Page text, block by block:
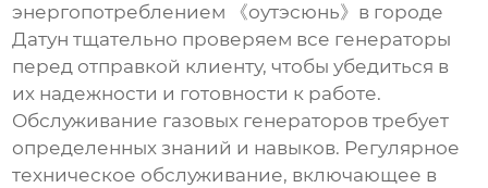
энергопотреблением 《оутэсюнь》в городе
Датун тщательно проверяем все генераторы
перед отправкой клиенту, чтобы убедиться в
их надежности и готовности к работе.
Обслуживание газовых генераторов требует
определенных знаний и навыков. Регулярное
техническое обслуживание, включающее в